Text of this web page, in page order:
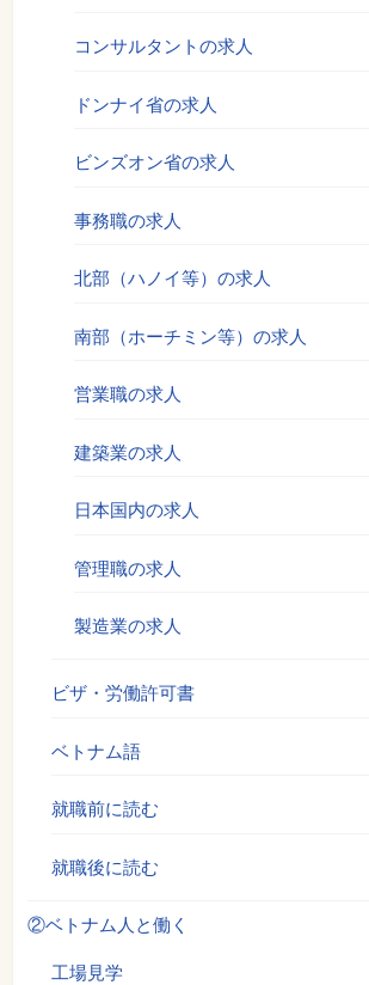
コンサルタントの求人
ドンナイ省の求人
ビンズオン省の求人
事務職の求人
北部（ハノイ等）の求人
南部（ホーチミン等）の求人
営業職の求人
建築業の求人
日本国内の求人
管理職の求人
製造業の求人
ビザ・労働許可書
ベトナム語
就職前に読む
就職後に読む
②ベトナム人と働く
工場見学